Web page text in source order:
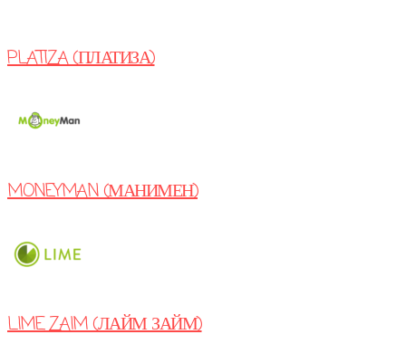
PLATIZA (ПЛАТИЗА)
MONEYMAN (МАНИМЕН)
LIME ZAIM (ЛАЙМ ЗАЙМ)